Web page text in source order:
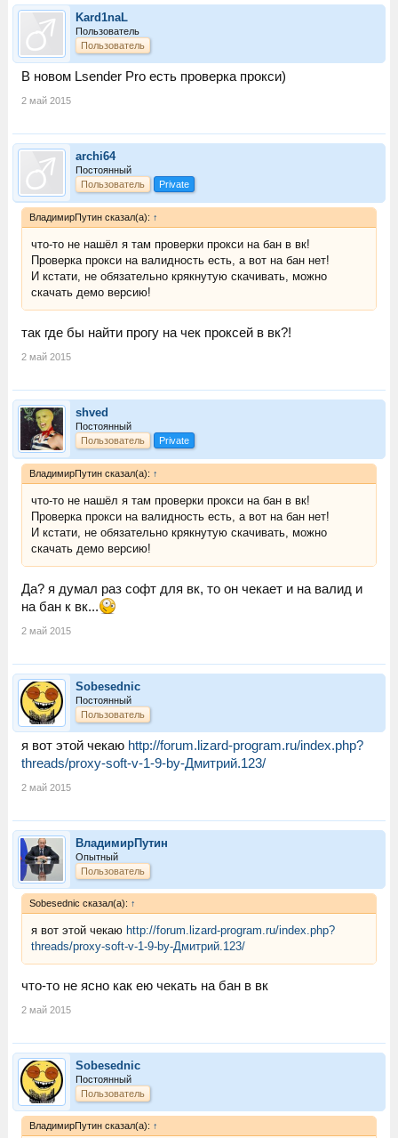
Kard1naL
Пользователь
Пользователь
В новом Lsender Pro есть проверка прокси)
2 май 2015
archi64
Постоянный
Пользователь
Private
ВладимирПутин сказал(а): ↑
что-то не нашёл я там проверки прокси на бан в вк!
Проверка прокси на валидность есть, а вот на бан нет!
И кстати, не обязательно крякнутую скачивать, можно
скачать демо версию!
так где бы найти прогу на чек проксей в вк?!
2 май 2015
shved
Постоянный
Пользователь
Private
ВладимирПутин сказал(а): ↑
что-то не нашёл я там проверки прокси на бан в вк!
Проверка прокси на валидность есть, а вот на бан нет!
И кстати, не обязательно крякнутую скачивать, можно
скачать демо версию!
Да? я думал раз софт для вк, то он чекает и на валид и
на бан к вк...
2 май 2015
Sobesednic
Постоянный
Пользователь
я вот этой чекаю http://forum.lizard-program.ru/index.php?
threads/proxy-soft-v-1-9-by-Дмитрий.123/
2 май 2015
ВладимирПутин
Опытный
Пользователь
Sobesednic сказал(а): ↑
я вот этой чекаю http://forum.lizard-program.ru/index.php?
threads/proxy-soft-v-1-9-by-Дмитрий.123/
что-то не ясно как ею чекать на бан в вк
2 май 2015
Sobesednic
Постоянный
Пользователь
ВладимирПутин сказал(а): ↑